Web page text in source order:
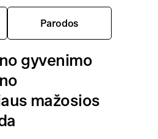
Parodos
gyvenimo
mažosios